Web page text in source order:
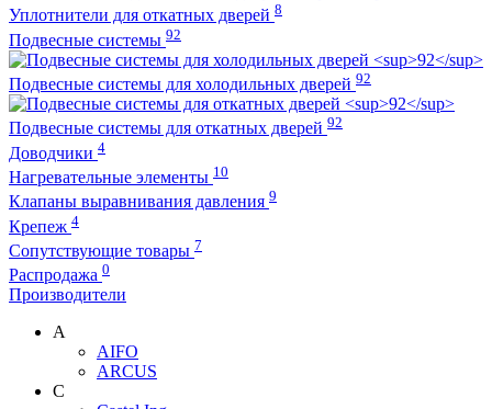
Уплотнители для откатных дверей 8
Подвесные системы 92
Подвесные системы для холодильных дверей 92
Подвесные системы для откатных дверей 92
Доводчики 4
Нагревательные элементы 10
Клапаны выравнивания давления 9
Крепеж 4
Сопутствующие товары 7
Распродажа 0
Производители
A
AIFO
ARCUS
C